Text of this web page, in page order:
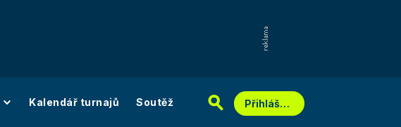
Kalendář turnajů Soutěž Přihlášení